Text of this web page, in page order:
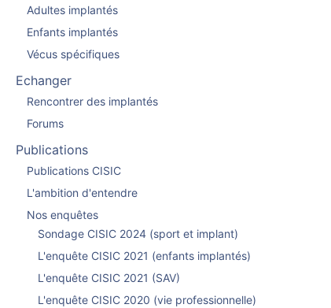
Adultes implantés
Enfants implantés
Vécus spécifiques
Echanger
Rencontrer des implantés
Forums
Publications
Publications CISIC
L'ambition d'entendre
Nos enquêtes
Sondage CISIC 2024 (sport et implant)
L'enquête CISIC 2021 (enfants implantés)
L'enquête CISIC 2021 (SAV)
L'enquête CISIC 2020 (vie professionnelle)